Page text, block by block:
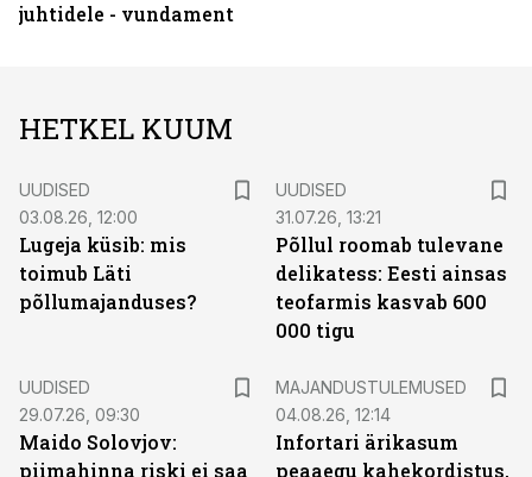
juhtidele - vundament
HETKEL KUUM
UUDISED
03.08.26, 12:00
Lugeja küsib: mis
toimub Läti
põllumajanduses?
UUDISED
31.07.26, 13:21
Põllul roomab tulevane
delikatess: Eesti ainsas
teofarmis kasvab 600
000 tigu
UUDISED
29.07.26, 09:30
Maido Solovjov:
piimahinna riski ei saa
MAJANDUSTULEMUSED
04.08.26, 12:14
Infortari ärikasum
peaaegu kahekordistus,